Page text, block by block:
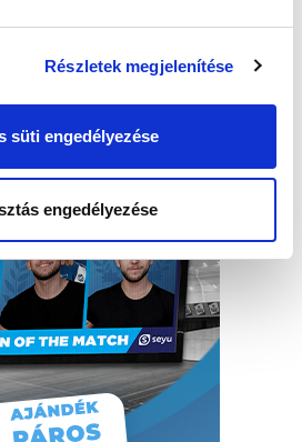
Részletek megjelenítése
süti engedélyezése
engedélyezése